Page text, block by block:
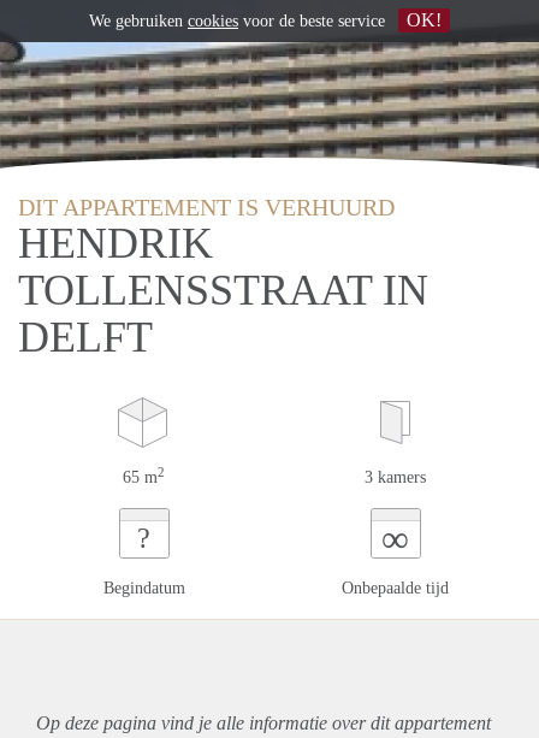
DIT APPARTEMENT IS VERHUURD
HENDRIK
TOLLENSSTRAAT IN
DELFT
65 m2 3 kamers
?
Begindatum
∞
Onbepaalde tijd
Op deze pagina vind je alle informatie over ditappartement
We gebruiken cookies voor de beste service OK!